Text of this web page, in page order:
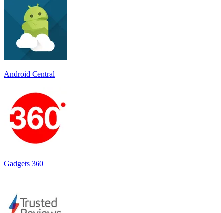
Android Central
Gadgets 360